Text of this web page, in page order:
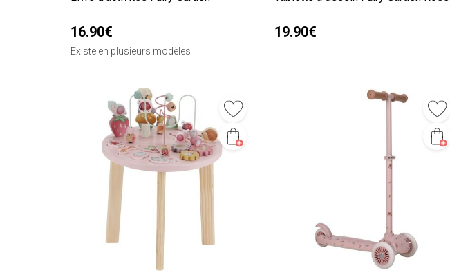
16.90€
Existe en plusieurs modèles
19.90€